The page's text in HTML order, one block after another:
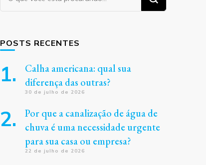
algo?
POSTS RECENTES
Calha americana: qual sua
diferença das outras?
30 de julho de 2026
Por que a canalização de água de
chuva é uma necessidade urgente
para sua casa ou empresa?
22 de julho de 2026